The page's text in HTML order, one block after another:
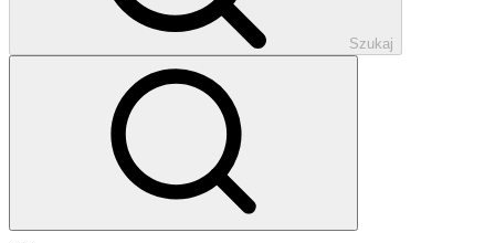
Szukaj